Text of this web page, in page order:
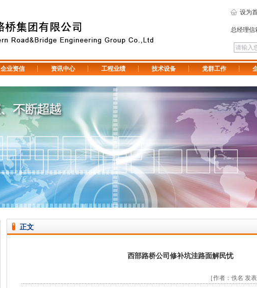
设为
总经理信
企业资信 资讯中心 工程业绩 技术设备 党群工作
正文
西部路桥公司修补坑洼路面解民忧
［作者：佚名 发